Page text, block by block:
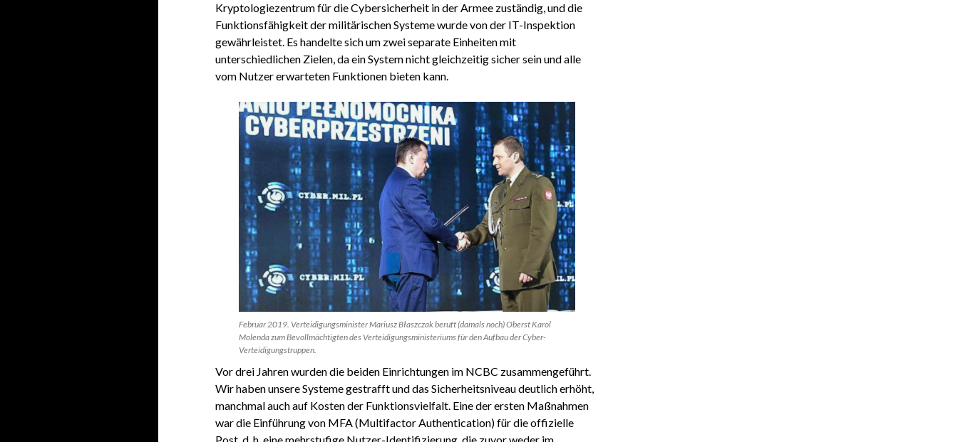
Kryptologiezentrum für die Cybersicherheit in der Armee zuständig, und die
Funktionsfähigkeit der militärischen Systeme wurde von der IT-Inspektion
gewährleistet. Es handelte sich um zwei separate Einheiten mit
unterschiedlichen Zielen, da ein System nicht gleichzeitig sicher sein und alle
vom Nutzer erwarteten Funktionen bieten kann.
Februar 2019. Verteidigungsminister Mariusz Błaszczak beruft (damals noch) Oberst Karol
Molenda zum Bevollmächtigten des Verteidigungsministeriums für den Aufbau der Cyber-
Verteidigungstruppen.
Vor drei Jahren wurden die beiden Einrichtungen im NCBC zusammengeführt.
Wir haben unsere Systeme gestrafft und das Sicherheitsniveau deutlich erhöht,
manchmal auch auf Kosten der Funktionsvielfalt. Eine der ersten Maßnahmen
war die Einführung von MFA (Multifactor Authentication) für die offizielle